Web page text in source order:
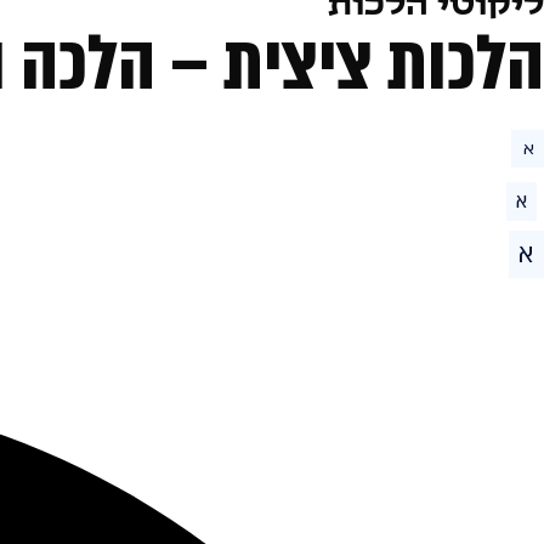
ליקוטי הלכות
הלכות ציצית – הלכה
א
א
א